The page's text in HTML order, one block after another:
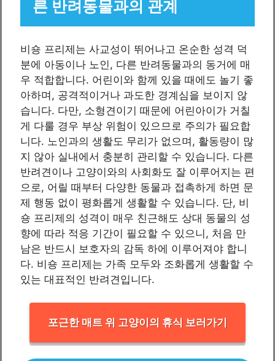
른 반려동물과의 관계
비숑 프리제는 사교성이 뛰어나고 온순한 성격 덕
분에 아동이나 노인, 다른 반려동물과의 동거에 매
우 적합합니다. 어린이와 함께 있을 때에도 놀기 좋
아하며, 공격적이거나 과도한 경계심을 보이지 않
습니다. 다만, 소형견이기 때문에 어린아이가 거칠
게 다룰 경우 부상 위험이 있으므로 주의가 필요합
니다. 노인과의 생활도 무리가 없으며, 활동량이 많
지 않아 실내에서 충분히 관리할 수 있습니다. 다른
반려견이나 고양이와의 사회화도 잘 이루어지는 편
으로, 어릴 때부터 다양한 동물과 접촉하게 하면 문
제 행동 없이 평화롭게 생활할 수 있습니다. 단, 비
숑 프리제의 성격이 매우 친근해도 상대 동물의 성
향에 따라 적응 기간이 필요할 수 있으니, 처음 만
남은 반드시 보호자의 감독 하에 이루어져야 합니
다. 비숑 프리제는 가족 모두와 조화롭게 생활할 수
있는 대표적인 반려견입니다.
포근한 매트 위 고양이의 휴식 보러가기